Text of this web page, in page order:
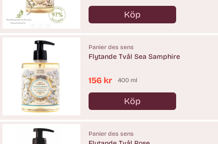
Köp
Antal
Panier des sens
Flytande Tvål Sea Samphire
156 kr 400 ml
Köp
Antal
Panier des sens